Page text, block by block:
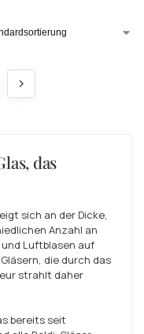
das
sich an der Dicke,
Anzahl an
Luftblasen auf
die durch das
strahlt daher
bereits seit